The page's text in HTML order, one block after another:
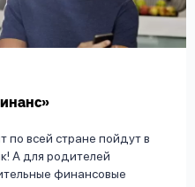
по всей стране пойдут в
А для родителей
финансовые